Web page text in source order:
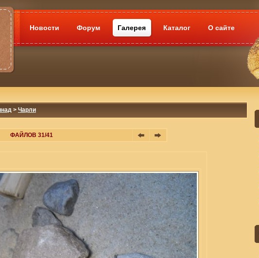
Новости Форум Галерея Каталог О сайте
> Чарли
ФАЙЛОВ 31/41